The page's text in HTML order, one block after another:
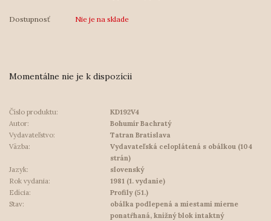
Dostupnosť Nie je na sklade
Momentálne nie je k dispozícii
Číslo produktu:
KD192V4
Autor:
Bohumír Bachratý
Vydavateľstvo:
Tatran Bratislava
Väzba:
Vydavateľská celoplátená s obálkou (104
strán)
Jazyk:
slovenský
Rok vydania:
1981 (1. vydanie)
Edícia:
Profily (51.)
Stav:
obálka podlepená a miestami mierne
ponatŕhaná, knižný blok intaktný